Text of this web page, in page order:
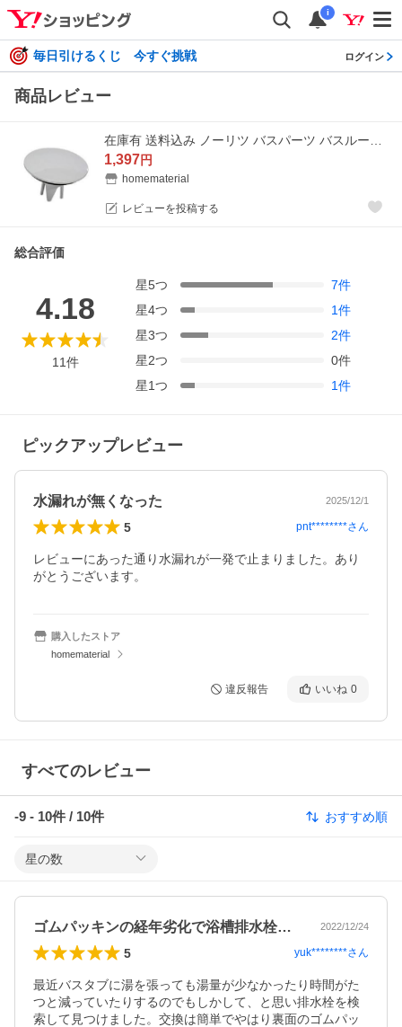
i
毎日引けるくじ 今すぐ挑戦 ログイン
商品レビュー
1,397円
homematerial
レビューを投稿する
総合評価
4.18
11件
星5つ 7件
星4つ 1件
星3つ 2件
星2つ 0件
星1つ 1件
ピックアップレビュー
水漏れが無くなった 2025/12/1
5 pnt********さん
レビューにあった通り水漏れが一発で止まりました。あり
がとうございます。
購入したストア
homematerial
違反報告 いいね 0
すべてのレビュー
-9 - 10件 / 10件 おすすめ順
星の数
ゴムパッキンの経年劣化で浴槽排水栓交換。 2022/12/24
5 yuk********さん
最近バスタブに湯を張っても湯量が少なかったり時間がた
つと減っていたりするのでもしかして、と思い排水栓を検
索して見つけました。交換は簡単でやはり裏面のゴムパッ